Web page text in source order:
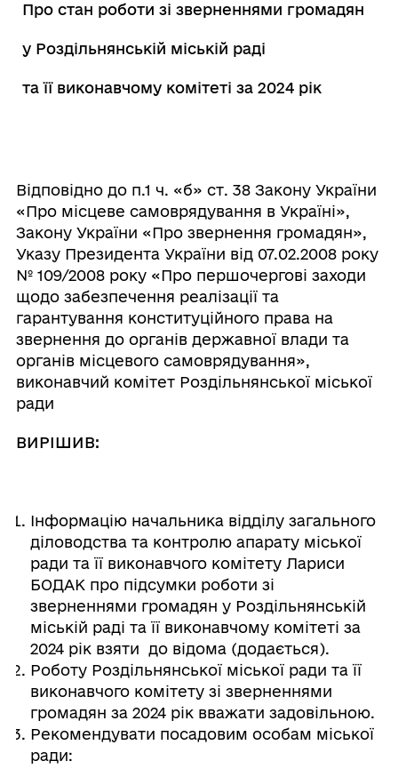
Про стан роботи зі зверненнями громадян
у Роздільнянській міській раді
та її виконавчому комітеті за 2024 рік
Відповідно до п.1 ч. «б» ст. 38 Закону України
«Про місцеве самоврядування в Україні»,
Закону України «Про звернення громадян»,
Указу Президента України від 07.02.2008 року
№ 109/2008 року «Про першочергові заходи
щодо забезпечення реалізації та
гарантування конституційного права на
звернення до органів державної влади та
органів місцевого самоврядування»,
виконавчий комітет Роздільнянської міської
ради
ВИРІШИВ:
Інформацію начальника відділу загального
діловодства та контролю апарату міської
ради та її виконавчого комітету Лариси
БОДАК про підсумки роботи зі
зверненнями громадян у Роздільнянській
міській раді та її виконавчому комітеті за
2024 рік взяти до відома (додається).
Роботу Роздільнянської міської ради та її
виконавчого комітету зі зверненнями
громадян за 2024 рік вважати задовільною.
Рекомендувати посадовим особам міської
ради: